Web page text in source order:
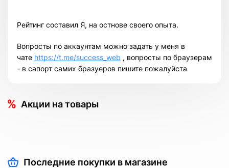
Рейтинг составил Я, на остнове своего опыта.
Вопросты по аккаунтам можно задать у меня в
чате https://t.me/success_web , вопросты по браузерам
- в сапорт самих бразуеров пишите пожалуйста
Акции на товары
Последние покупки в магазине